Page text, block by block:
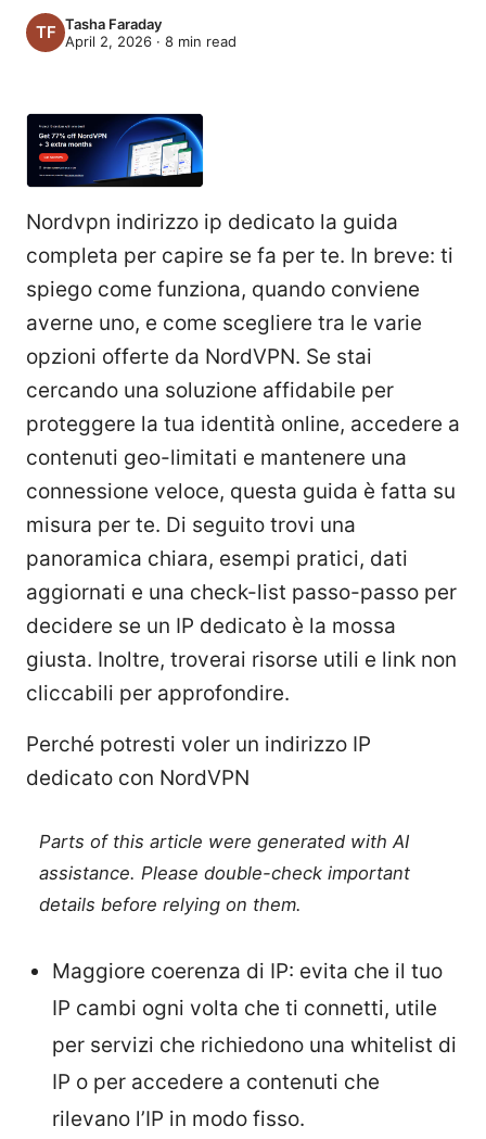
Tasha Faraday
April 2, 2026 · 8 min read
Nordvpn indirizzo ip dedicato la guida
completa per capire se fa per te. In breve: ti
spiego come funziona, quando conviene
averne uno, e come scegliere tra le varie
opzioni offerte da NordVPN. Se stai
cercando una soluzione affidabile per
proteggere la tua identità online, accedere a
contenuti geo-limitati e mantenere una
connessione veloce, questa guida è fatta su
misura per te. Di seguito trovi una
panoramica chiara, esempi pratici, dati
aggiornati e una check-list passo-passo per
decidere se un IP dedicato è la mossa
giusta. Inoltre, troverai risorse utili e link non
cliccabili per approfondire.
Perché potresti voler un indirizzo IP
dedicato con NordVPN
Parts of this article were generated with AI
assistance. Please double-check important
details before relying on them.
Maggiore coerenza di IP: evita che il tuo
IP cambi ogni volta che ti connetti, utile
per servizi che richiedono una whitelist di
IP o per accedere a contenuti che
rilevano l’IP in modo fisso.